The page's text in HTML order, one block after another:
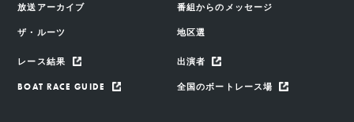
放送アーカイブ 番組からのメッセージ
ザ・ルーツ 地区選
レース結果 出演者
BOAT RACE GUIDE 全国のボートレース場